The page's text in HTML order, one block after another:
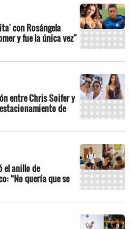
con Rosángela
y fue la única vez"
entre Chris Soifer y
de
el anillo de
“No quería que se